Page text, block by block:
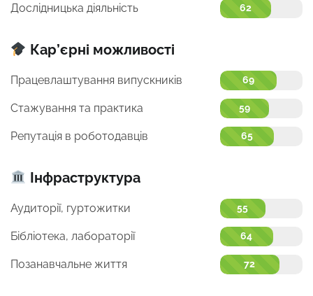
Дослідницька діяльність 62
Кар’єрні можливості
Працевлаштування випускників 69
Стажування та практика 59
Репутація в роботодавців 65
Інфраструктура
Аудиторії, гуртожитки 55
Бібліотека, лабораторії 64
Позанавчальне життя 72